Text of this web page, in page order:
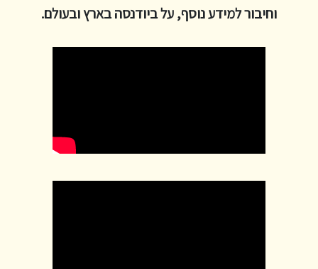
וחיבור למידע נוסף, על ביודנסה בארץ ובעולם.